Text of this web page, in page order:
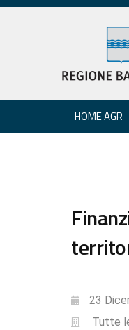
HOME AGR
23
Tutte